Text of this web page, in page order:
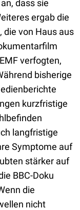
dass sie
ergab die
die von Haus aus
verfogten,
bisherige
kurzfristige
langfristige
Symptome auf
stärker auf
BBC-Doku
die
nicht